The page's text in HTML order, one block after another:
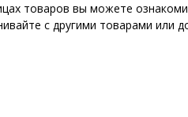
товаров вы можете
с другими товарами или